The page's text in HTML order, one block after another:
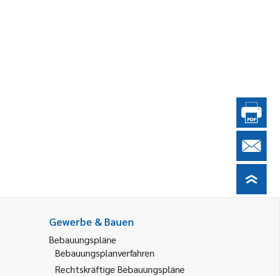
Gewerbe & Bauen
Bebauungspläne
Bebauungsplanverfahren
Rechtskräftige Bebauungspläne